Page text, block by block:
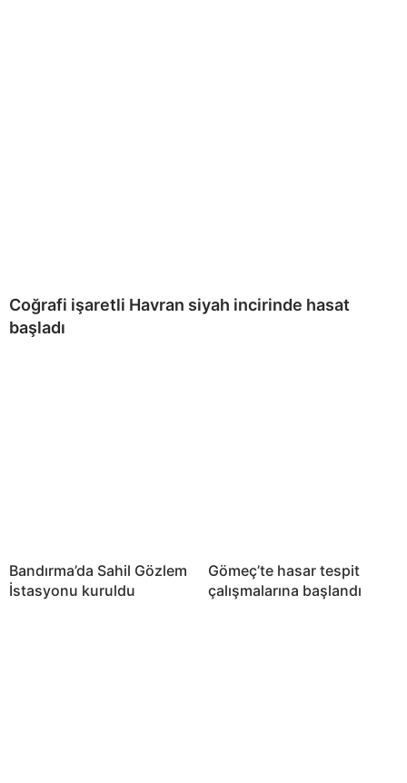
Coğrafi işaretli Havran siyah incirinde hasat
başladı
Bandırma’da Sahil Gözlem
İstasyonu kuruldu
Gömeç’te hasar tespit
çalışmalarına başlandı